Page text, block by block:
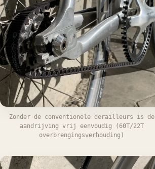
Zonder de conventionele derailleurs is de
aandrijving vrij eenvoudig (60T/22T
overbrengingsverhouding)